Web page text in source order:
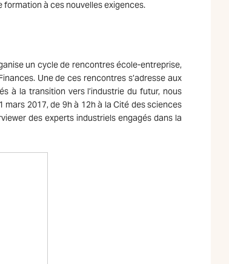
à ces nouvelles exigences.
un cycle de rencontres école-entreprise,
Une de ces rencontres s’adresse aux
à la transition vers l’industrie du futur, nous
2017, de 9h à 12h à la Cité des sciences
des experts industriels engagés dans la